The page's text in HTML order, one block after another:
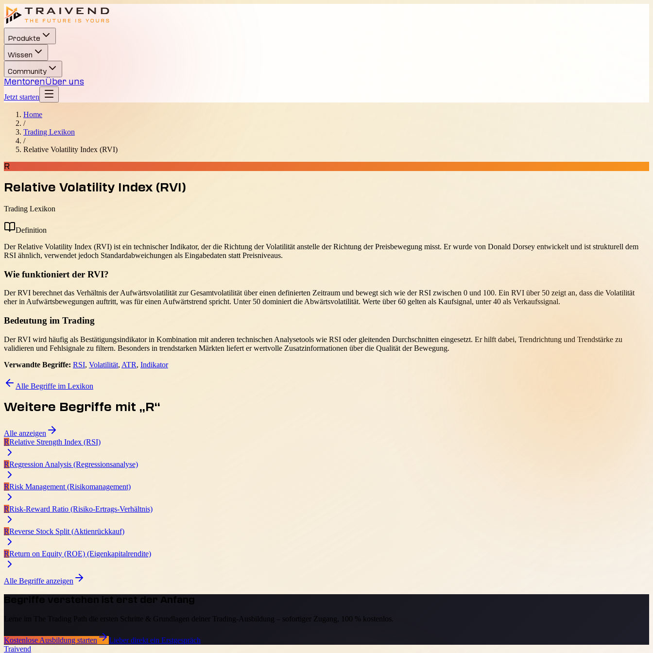
Produkte
Wissen
Community
MentorenÜber uns
Jetzt starten
Home
/
Trading Lexikon
/
Relative Volatility Index (RVI)
R
Relative Volatility Index (RVI)
Trading Lexikon
Definition
Der Relative Volatility Index (RVI) ist ein technischer Indikator, der die Richtung der Volatilität anstelle der Richtung der Preisbewegung misst. Er wurde von Donald Dorsey entwickelt und ist strukturell dem
RSI ähnlich, verwendet jedoch Standardabweichungen als Eingabedaten statt Preisniveaus.
Wie funktioniert der RVI?
Der RVI berechnet das Verhältnis der Aufwärtsvolatilität zur Gesamtvolatilität über einen definierten Zeitraum und bewegt sich wie der RSI zwischen 0 und 100. Ein RVI über 50 zeigt an, dass die Volatilität
eher in Aufwärtsbewegungen auftritt, was für einen Aufwärtstrend spricht. Unter 50 dominiert die Abwärtsvolatilität. Werte über 60 gelten als Kaufsignal, unter 40 als Verkaufssignal.
Bedeutung im Trading
Der RVI wird häufig als Bestätigungsindikator in Kombination mit anderen technischen Analysetools wie RSI oder gleitenden Durchschnitten eingesetzt. Er hilft dabei, Trendrichtung und Trendstärke zu
validieren und Fehlsignale zu filtern. Besonders in trendstarken Märkten liefert er wertvolle Zusatzinformationen über die Qualität der Bewegung.
Verwandte Begriffe: RSI, Volatilität, ATR, Indikator
Alle Begriffe im Lexikon
Weitere Begriffe mit „ R“
Alle anzeigen
RRelative Strength Index (RSI)
RRegression Analysis (Regressionsanalyse)
RRisk Management (Risikomanagement)
RRisk-Reward Ratio (Risiko-Ertrags-Verhältnis)
RReverse Stock Split (Aktienrückkauf)
RReturn on Equity (ROE) (Eigenkapitalrendite)
Alle Begriffe anzeigen
Begriffe verstehen ist erst der Anfang
Lerne im The Trading Path die ersten Schritte & Grundlagen deiner Trading-Ausbildung – sofortiger Zugang, 100 % kostenlos.
Kostenlose Ausbildung starten
Lieber direkt ein Erstgespräch
Traivend